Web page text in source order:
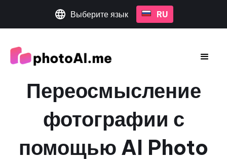
Выберите язык RU
Переосмысление
фотографии с
помощью AI Photo